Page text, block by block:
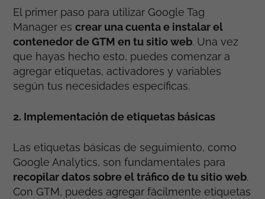
El primer paso para utilizar Google Tag
Manager escrear una cuenta e instalar el
contenedor de GTM en tu sitio web. Una vez
que hayas hecho esto, puedes comenzar a
agregar etiquetas, activadores y variables
según tus necesidades específicas.
2. Implementación de etiquetas básicas
Las etiquetas básicas de seguimiento, como
Google Analytics, son fundamentales para
recopilar datos sobre el tráfico de tu sitio web.
Con GTM, puedes agregar fácilmente etiquetas